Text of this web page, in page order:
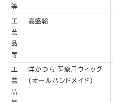
等
工
芸
品
等
高盛絵
工
芸
品
洋かつら:医療用ウィッグ
(オールハンドメイド)